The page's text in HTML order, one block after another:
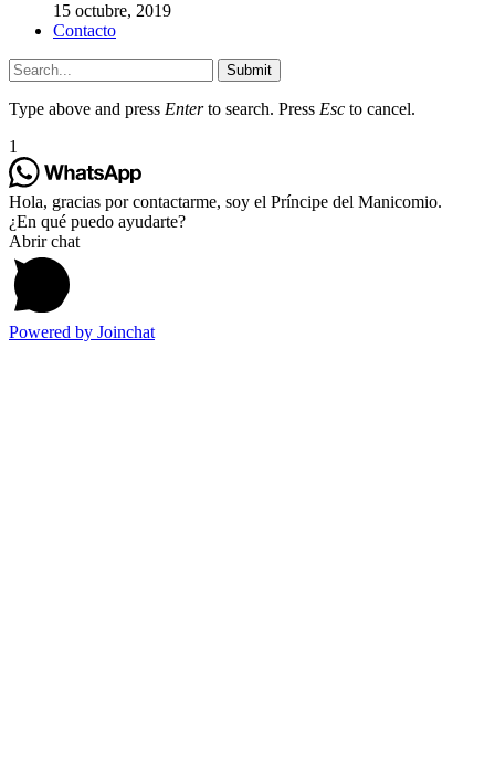
15 octubre, 2019
Contacto
Submit
Type above and press Enterto search. Press Esc to cancel.
1
Hola, gracias por contactarme, soy el Príncipe del Manicomio.
¿En qué puedo ayudarte?
Abrir chat
Powered by Joinchat